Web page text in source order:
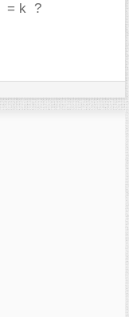
= k ?